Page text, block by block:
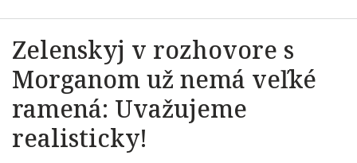
Zelenskyj v rozhovore s
Morganom už nemá veľké
ramená: Uvažujeme
realisticky!